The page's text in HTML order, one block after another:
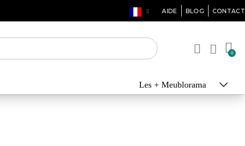
AIDE BLOG CONTACT
Les + Meublorama